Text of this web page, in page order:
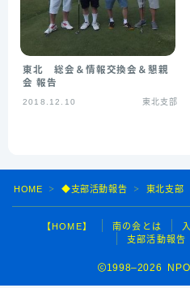
東北 総会＆情報交換会＆懇親
会 報告
2018.12.10 東北支部
HOME ＞ ◆支部活動報告 ＞ 東北支部
【HOME】 南の会とは
支部活動報告
1998–2026 NPO